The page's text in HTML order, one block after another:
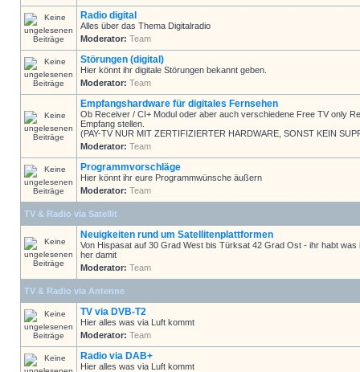
Radio digital
Alles über das Thema Digitalradio
Moderator: Team
Störungen (digital)
Hier könnt ihr digitale Störungen bekannt geben.
Moderator: Team
Empfangshardware für digitales Fernsehen
Ob Receiver / CI+ Modul oder aber auch verschiedene Free TV only
Empfang stellen.
(PAY-TV NUR MIT ZERTIFIZIERTER HARDWARE, SONST KEIN
Moderator: Team
Programmvorschläge
Hier könnt ihr eure Programmwünsche äußern
Moderator: Team
TV & Radio via Satellit
Neuigkeiten rund um Satellitenplattformen
Von Hispasat auf 30 Grad West bis Türksat 42 Grad Ost - ihr habt
her damit
Moderator: Team
TV & Radio via Antenne
TV via DVB-T2
Hier alles was via Luft kommt
Moderator: Team
Radio via DAB+
Hier alles was via Luft kommt